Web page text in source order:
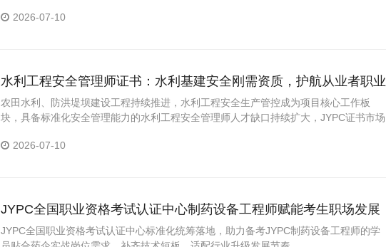
农资行业高质量规范化发展。
2026-07-10
水利工程安全管理师证书：水利基建安全刚需资质，护航从业者职业
发展
农田水利、防洪堤坝建设工程持续推进，水利工程安全生产管控成为项目核心工作板
块，具备标准化安全管理能力的水利工程安全管理师人才缺口持续扩大，JYPC证书市场
2026-07-10
JYPC全国职业资格考试认证中心制药设备工程师赋能考生职场发展
JYPC全国职业资格考试认证中心标准化统筹落地，助力备考JYPC制药设备工程师的学